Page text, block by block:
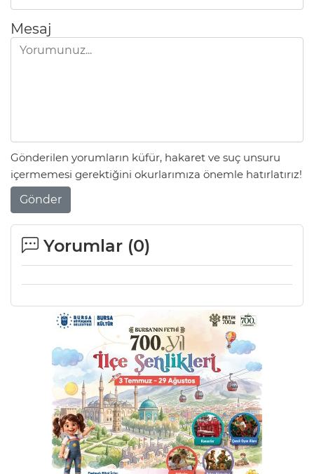
Mesaj
Gönderilen yorumların küfür, hakaret ve suç unsuru
içermemesi gerektiğini okurlarımıza önemle hatırlatırız!
Gönder
Yorumlar (0)